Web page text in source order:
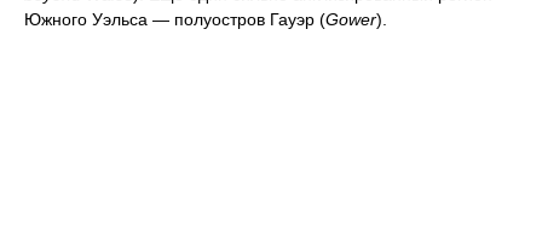
Южного Уэльса — полуостров Гауэр (Gower).